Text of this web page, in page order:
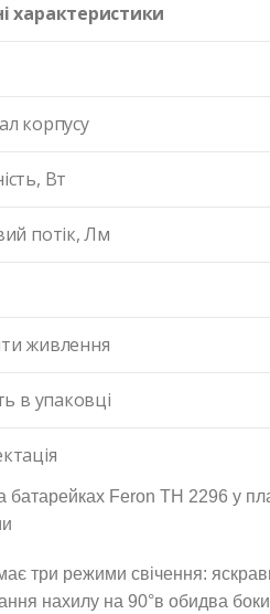
характеристики
корпусу
Вт
потік, Лм
живлення
в упаковці
батарейках Feron TH 2296 у
три режими свічення:
нахилу на 90°в обидва